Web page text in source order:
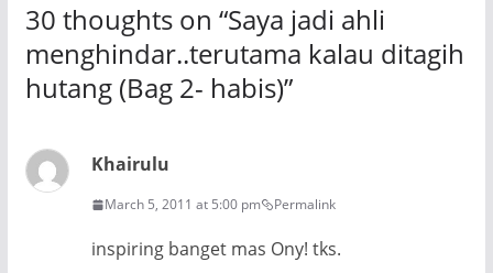
30 thoughts on “Saya jadi ahli
menghindar..terutama kalau ditagih
hutang (Bag 2- habis)”
Khairulu
March 5, 2011 at 5:00 pm Permalink
inspiring banget mas Ony! tks.